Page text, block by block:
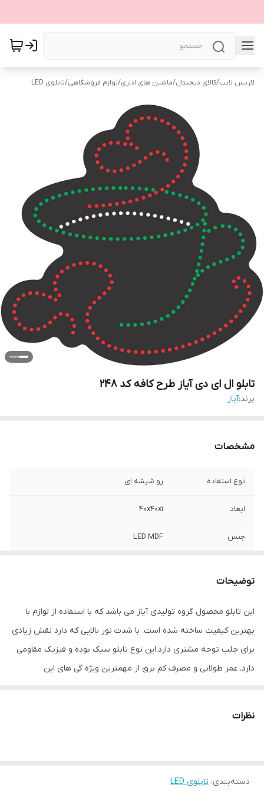
لاریس لایت/کالای دیجیتال/ماشین های اداری/لوازم فروشگاهی/تابلوی LED
تابلو ال ای دی آیاز طرح کافه کد 248
برند:آیاز
مشخصات
نوع استفاده رو شیشه ای
ابعاد 40x40x1
جنس LED MDF
توضیحات
این تابلو محصول گروه تولیدی آیاز می باشد که با استفاده از لوازم با
بهترین کیفیت ساخته شده است. با شدت نور بالایی که دارد نقش زیادی
برای جلب توجه مشتری دارد.این نوع تابلو سبک بوده و فیزیک مقاومی
دارد. عمر طولانی و مصرف کم برق از مهمترین ویژه گی های این
تابلو می تواند در هر موقعیتی که لازم باشد آویز شود و یا تکیه داده
باشیم. با شدت نور بالا این تابلو روز دید است و بر خلاف نمونه های دیگر
نظرات
دسته‌بندی: تابلوی LED